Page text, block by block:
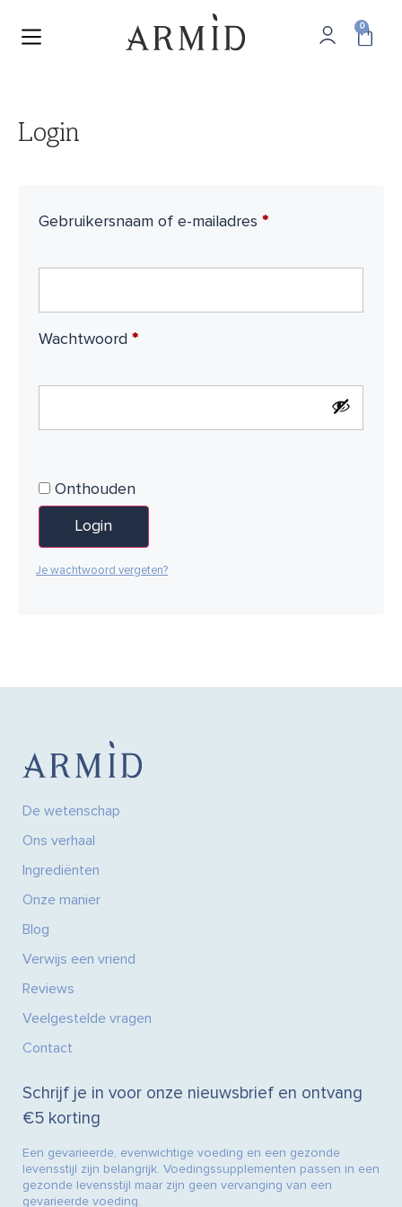
0
Login
Gebruikersnaam of e-mailadres *
Wachtwoord *
Onthouden
Login
Je wachtwoord vergeten?
De wetenschap
Ons verhaal
Ingrediënten
Onze manier
Blog
Verwijs een vriend
Reviews
Veelgestelde vragen
Contact
Schrijf je in voor onze nieuwsbrief en ontvang
€5 korting
Een gevarieerde, evenwichtige voeding en een gezonde
levensstijl zijn belangrijk. Voedingssupplementen passen in een
gezonde levensstijl maar zijn geen vervanging van een
gevarieerde voeding.